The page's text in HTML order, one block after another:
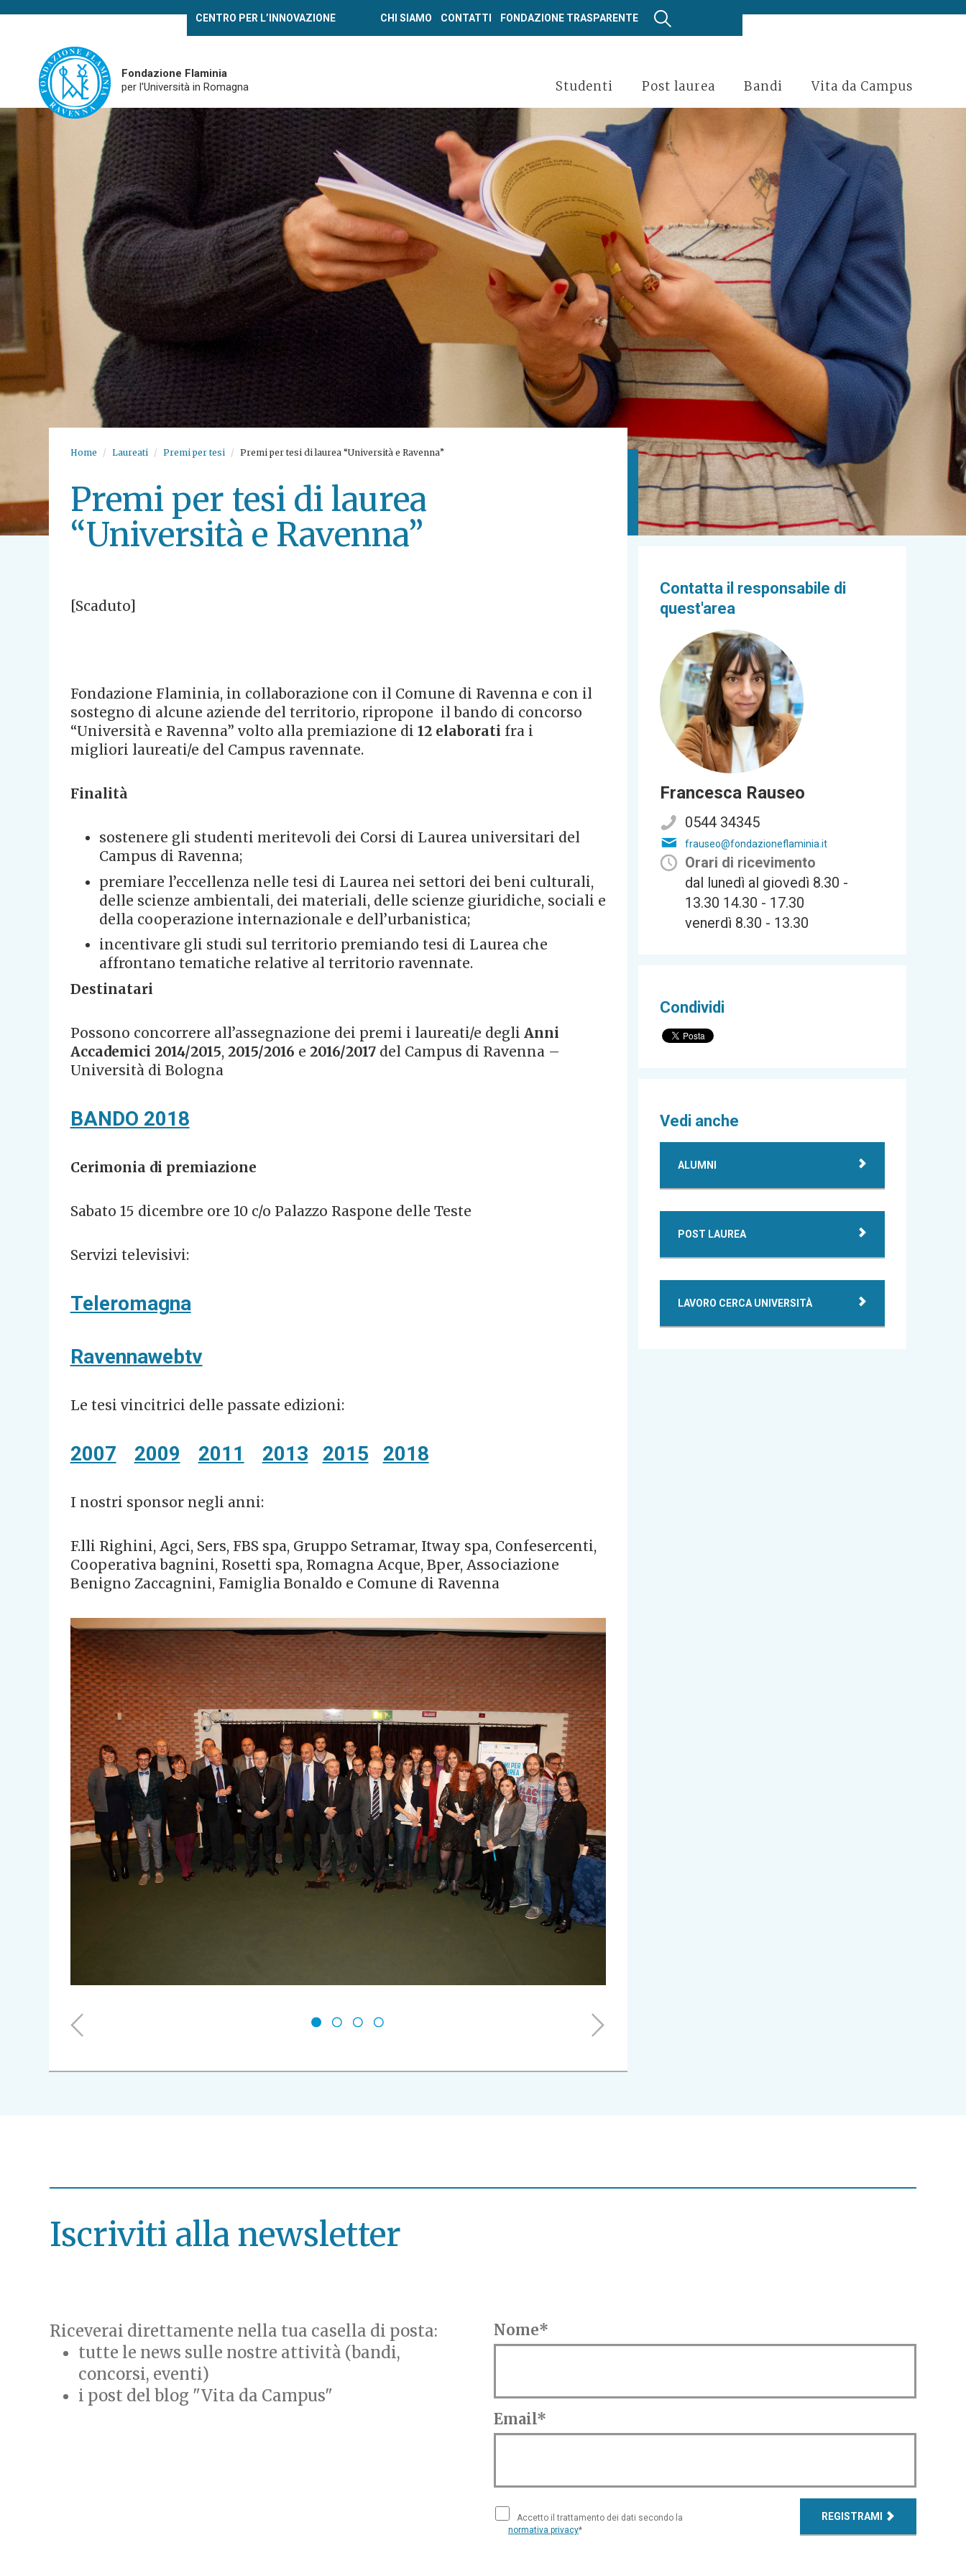
CENTRO PER L’INNOVAZIONE CHI SIAMO CONTATTI FONDAZIONE TRASPARENTE
Fondazione Flaminia
per l'Università in Romagna
Studenti Post laurea Bandi Vita da Campus
Home Laureati Premi per tesi Premi per tesi di laurea “Università e Ravenna”
Premi per tesi di laurea
“Università e Ravenna”
[Scaduto]
Fondazione Flaminia, in collaborazione con il Comune di Ravenna e con il
sostegno di alcune aziende del territorio, ripropone il bando di concorso
“Università e Ravenna” volto alla premiazione di 12 elaborati fra i
migliori laureati/e del Campus ravennate.
Finalità
sostenere gli studenti meritevoli dei Corsi di Laurea universitari del
Campus di Ravenna;
premiare l’eccellenza nelle tesi di Laurea nei settori dei beni culturali,
delle scienze ambientali, dei materiali, delle scienze giuridiche, sociali e
della cooperazione internazionale e dell’urbanistica;
incentivare gli studi sul territorio premiando tesi di Laurea che
affrontano tematiche relative al territorio ravennate.
Destinatari
Possono concorrere all’assegnazione dei premi i laureati/e degli Anni
Accademici 2014/2015, 2015/2016 e 2016/2017 del Campus di Ravenna –
Università di Bologna
BANDO 2018
Cerimonia di premiazione
Sabato 15 dicembre ore 10 c/o Palazzo Raspone delle Teste
Servizi televisivi:
Teleromagna
Ravennawebtv
Le tesi vincitrici delle passate edizioni:
2007 2009 2011 2013 2015 2018
I nostri sponsor negli anni:
F.lli Righini, Agci, Sers, FBS spa, Gruppo Setramar, Itway spa, Confesercenti,
Cooperativa bagnini, Rosetti spa, Romagna Acque, Bper, Associazione
Benigno Zaccagnini, Famiglia Bonaldo e Comune di Ravenna
1 2 3 4
Contatta il responsabile di
quest'area
Francesca Rauseo
0544 34345
frauseo@fondazioneflaminia.it
Orari di ricevimento
dal lunedì al giovedì 8.30 -
13.30 14.30 - 17.30
venerdì 8.30 - 13.30
Condividi
Vedi anche
ALUMNI
POST LAUREA
LAVORO CERCA UNIVERSITÀ
Iscriviti alla newsletter
Riceverai direttamente nella tua casella di posta:
tutte le news sulle nostre attività (bandi,
concorsi, eventi)
i post del blog "Vita da Campus"
Nome*
Email*
Accetto il trattamento dei dati secondo la
normativa privacy*
REGISTRAMI